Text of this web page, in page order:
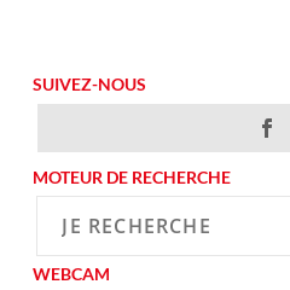
SUIVEZ-NOUS
MOTEUR DE RECHERCHE
WEBCAM